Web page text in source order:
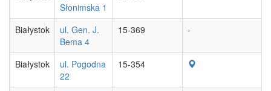
Słonimska 1
Białystok
ul. Gen. J.
Bema 4
15-369 -
Białystok
ul. Pogodna
22
15-354